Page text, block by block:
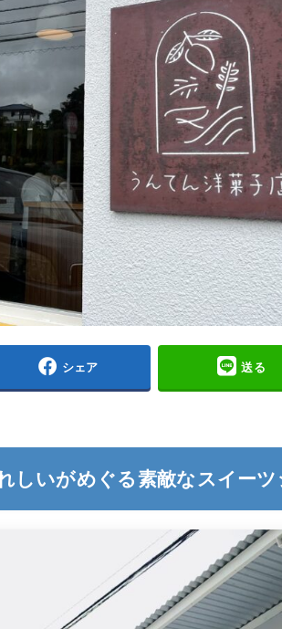
シェア 送る
しいがめぐる素敵なスイー